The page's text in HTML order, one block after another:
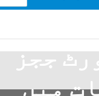
ججز
میں